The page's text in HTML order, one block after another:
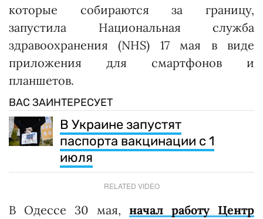
которые собираются за границу,
запустила Национальная служба
здравоохранения (NHS) 17 мая в виде
приложения для смартфонов и
планшетов.
ВАС ЗАИНТЕРЕСУЕТ
В Украине запустят
паспорта вакцинации с 1
июля
RELATED VIDEO
В Одессе 30 мая, начал работу Центр